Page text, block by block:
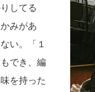
してる
みがあ
い。「１
でき、編
を持った